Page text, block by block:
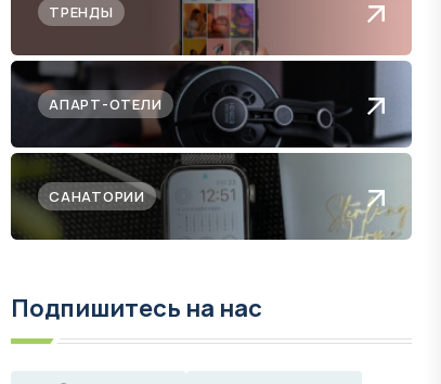
ТРЕНДЫ
АПАРТ-ОТЕЛИ
САНАТОРИИ
Подпишитесь на нас